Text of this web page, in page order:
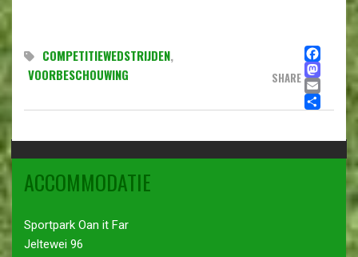
COMPETITIEWEDSTRIJDEN,
VOORBESCHOUWING
SHARE
ACCOMMODATIE
Sportpark Oan it Far
Jeltewei 96